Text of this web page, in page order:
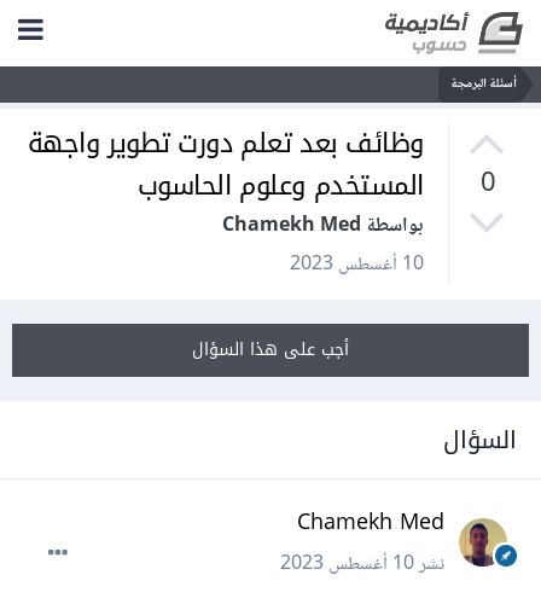
أسئلة البرمجة
0
وظائف بعد تعلم دورت تطوير واجهة
المستخدم وعلوم الحاسوب
بواسطة Chamekh Med
10 أغسطس 2023
أجب على هذا السؤال
السؤال
Chamekh Med
نشر10 أغسطس 2023